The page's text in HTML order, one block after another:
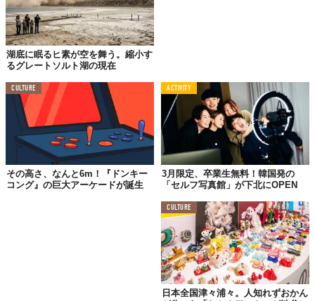
館内の英語表記や感染対策もバッチリ。しかも、
購入可能という、ビックリのシステムも。
ちなみに価格はおよそ100万円のものから、最高値で3800万円の
ものまであるという。
この施設のオープンは7月13日（水）、中学生以上が1200円、小
学生が600円、小学生未満は無料だそう。家族や友人、恋人との
お出かけ候補地としてみてはいかがだろうか？
詳しくはこちら ！
『UWS AQUARIUM GA☆KYO』
※「アクアシティお台場」の営業時間に準ずるため、営業時間が異なる場合あり
【料金】大人1200円（中学生以上）／小人600円（小学
【場所】東京都港区台場1-7-1アクアシティお台場 3F
湖底に眠るヒ素が空を舞う。縮小す
るグレートソルト湖の現在
CULTURE
その高さ、なんと6m！『ドンキー
コング』の巨大アーケードが誕生
ACTIVITY
3月限定、卒業生無料！韓国発の
「セルフ写真館」が下北にOPEN
CULTURE
日本全国津々浦々。人知れずおかん